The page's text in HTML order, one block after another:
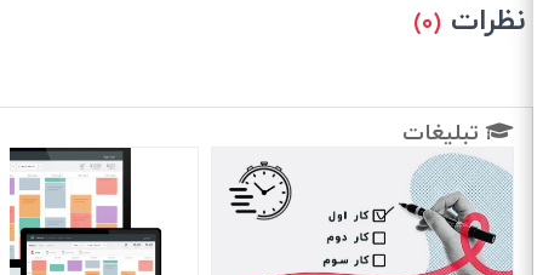
نظرات
تبلیغات